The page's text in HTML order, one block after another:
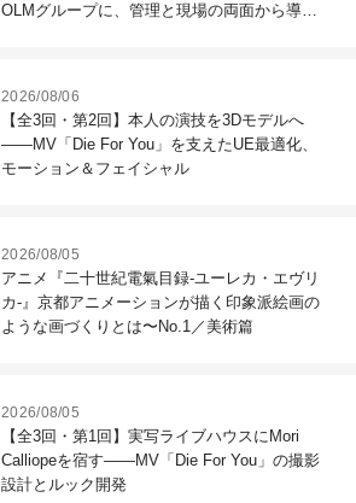
OLMグループに、管理と現場の両面から導入
2026/08/06
【全3回・第2回】本人の演技を3Dモデルへ
――MV「Die For You」を支えたUE最適化、
モーション＆フェイシャル
2026/08/05
アニメ『二十世紀電氣目録-ユーレカ・エヴリ
カ-』京都アニメーションが描く印象派絵画の
ような画づくりとは〜No.1／美術篇
2026/08/05
【全3回・第1回】実写ライブハウスにMori
Calliopeを宿す――MV「Die For You」の撮影
設計とルック開発